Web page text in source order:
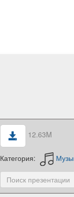
12.63M
Категория: